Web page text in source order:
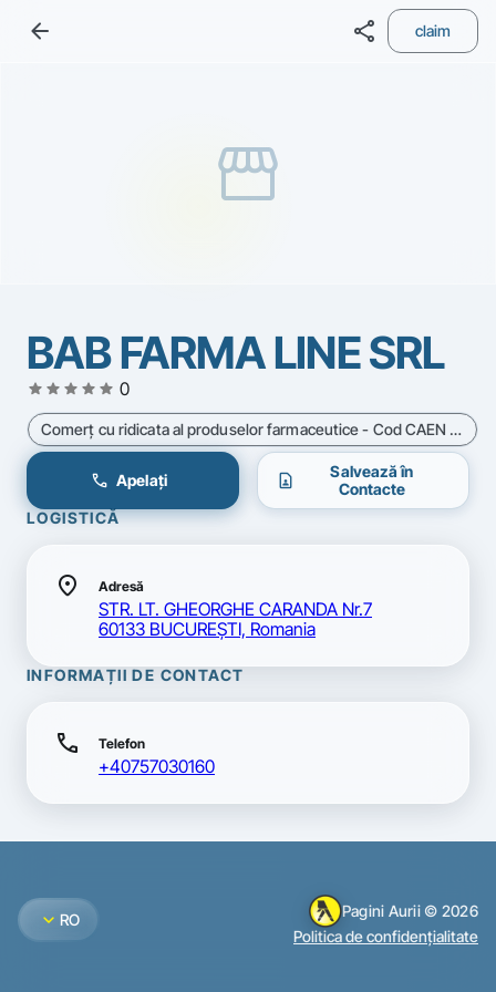
arrow_back share claim
storefront
BAB FARMA LINE SRL
star star star star star 0
Comerţ cu ridicata al produselor farmaceutice - Cod CAEN 4646
call Apelați contact_page
Salvează în
Contacte
LOGISTICĂ
location_on Adresă
STR. LT. GHEORGHE CARANDA Nr.7
60133 BUCUREŞTI, Romania
INFORMAȚII DE CONTACT
call Telefon
+40757030160
expand_more RO
Pagini Aurii © 2026
Politica de confidențialitate